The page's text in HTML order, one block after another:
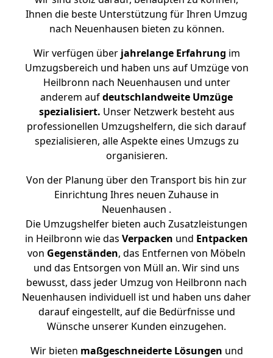
Ihnen die beste Unterstützung für Ihren Umzug
nach Neuenhausen bieten zu können.
Wir verfügen überjahrelange Erfahrung im
Umzugsbereich und haben uns auf Umzüge von
Heilbronn nach Neuenhausen und unter
anderem aufdeutschlandweite Umzüge
spezialisiert. Unser Netzwerk besteht aus
professionellen Umzugshelfern, die sich darauf
spezialisieren, alle Aspekte eines Umzugs zu
organisieren.
Von der Planung über den Transport bis hin zur
Einrichtung Ihres neuen Zuhause in
Neuenhausen .
Die Umzugshelfer bieten auch Zusatzleistungen
in Heilbronn wie das Verpacken und Entpacken
von Gegenständen, das Entfernen von Möbeln
und das Entsorgen von Müll an. Wir sind uns
bewusst, dass jeder Umzug von Heilbronn nach
Neuenhausen individuell ist und haben uns daher
darauf eingestellt, auf die Bedürfnisse und
Wünsche unserer Kunden einzugehen.
Wir bieten maßgeschneiderte Lösungen und